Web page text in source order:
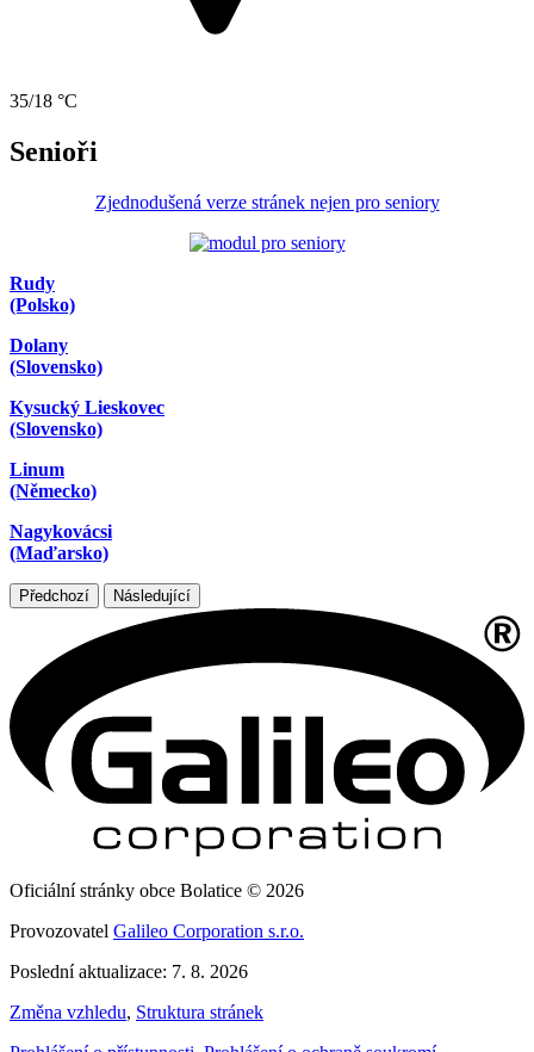
35/18 °C
Senioři
Zjednodušená verze stránek nejen pro seniory
Rudy
(Polsko)
Dolany
(Slovensko)
Kysucký Lieskovec
(Slovensko)
Linum
(Německo)
Nagykovácsi
(Maďarsko)
Předchozí Následující
Oficiální stránky obce Bolatice © 2026
Provozovatel Galileo Corporation s.r.o.
Poslední aktualizace: 7. 8. 2026
Změna vzhledu, Struktura stránek